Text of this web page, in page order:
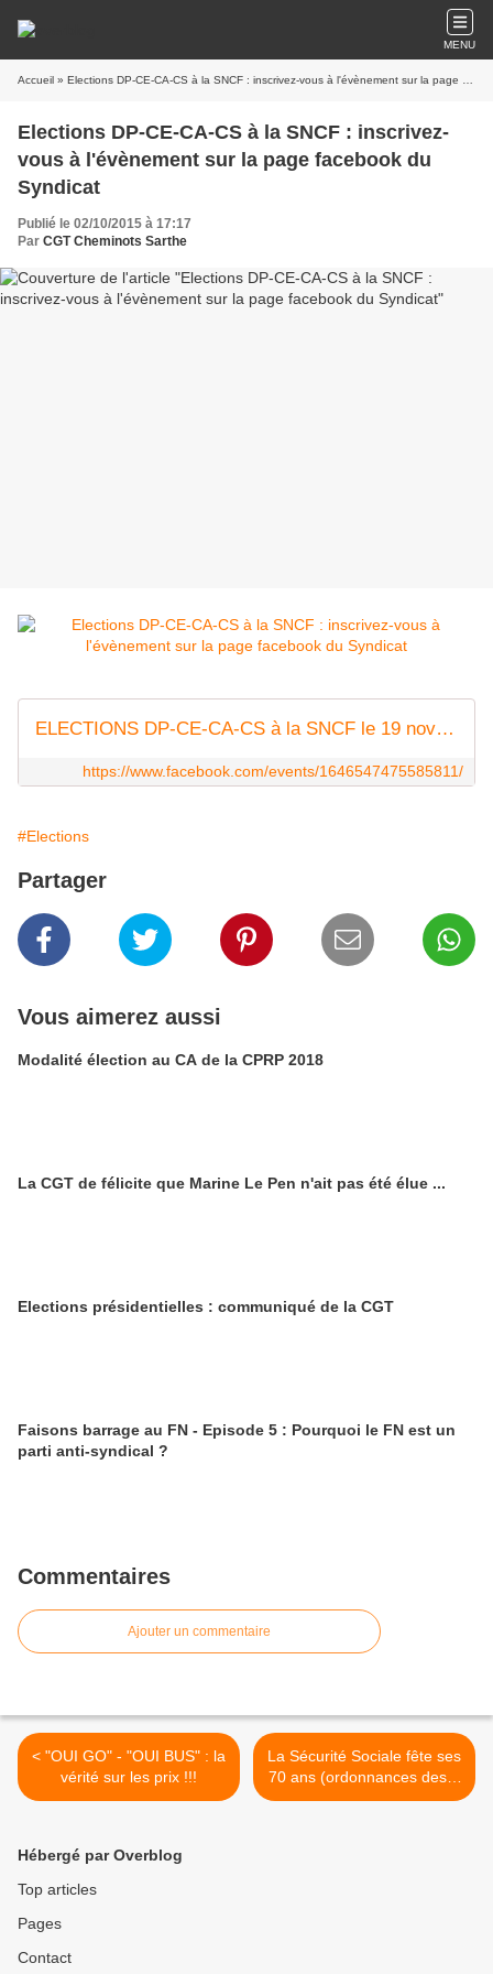
MENU
Accueil » Elections DP-CE-CA-CS à la SNCF : inscrivez-vous à l'évènement sur la page facebook du Syndicat
Elections DP-CE-CA-CS à la SNCF : inscrivez-
vous à l'évènement sur la page facebook du
Syndicat
Publié le 02/10/2015 à 17:17
Par CGT Cheminots Sarthe
ELECTIONS DP-CE-CA-CS à la SNCF le 19 novembre 2015 | Facebook
https://www.facebook.com/events/1646547475585811/
#Elections
Partager
Vous aimerez aussi
Modalité élection au CA de la CPRP 2018
La CGT de félicite que Marine Le Pen n'ait pas été élue ...
Elections présidentielles : communiqué de la CGT
Faisons barrage au FN - Episode 5 : Pourquoi le FN est un
parti anti-syndical ?
Commentaires
Ajouter un commentaire
< "OUI GO" - "OUI BUS" : la
vérité sur les prix !!!
La Sécurité Sociale fête ses
70 ans (ordonnances des 4
et 19 octobre 1945). La
Hébergé par Overblog
Top articles
Pages
Contact